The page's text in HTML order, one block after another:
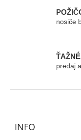
nosiče
predaj
Z
INFO